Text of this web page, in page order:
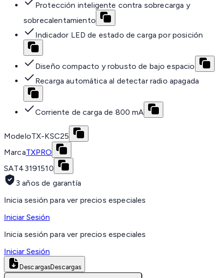
Protección inteligente contra sobrecarga y
sobrecalentamiento
Indicador LED de estado de carga por posición
Diseño compacto y robusto de bajo espacio
Recarga automática al detectar radio apagada
Corriente de carga de 800 mA
ModeloTX-KSC25
MarcaTXPRO
SAT43191510
3 años de garantía
Inicia sesión para ver precios especiales
Iniciar Sesión
Inicia sesión para ver precios especiales
Iniciar Sesión
DescargasDescargas